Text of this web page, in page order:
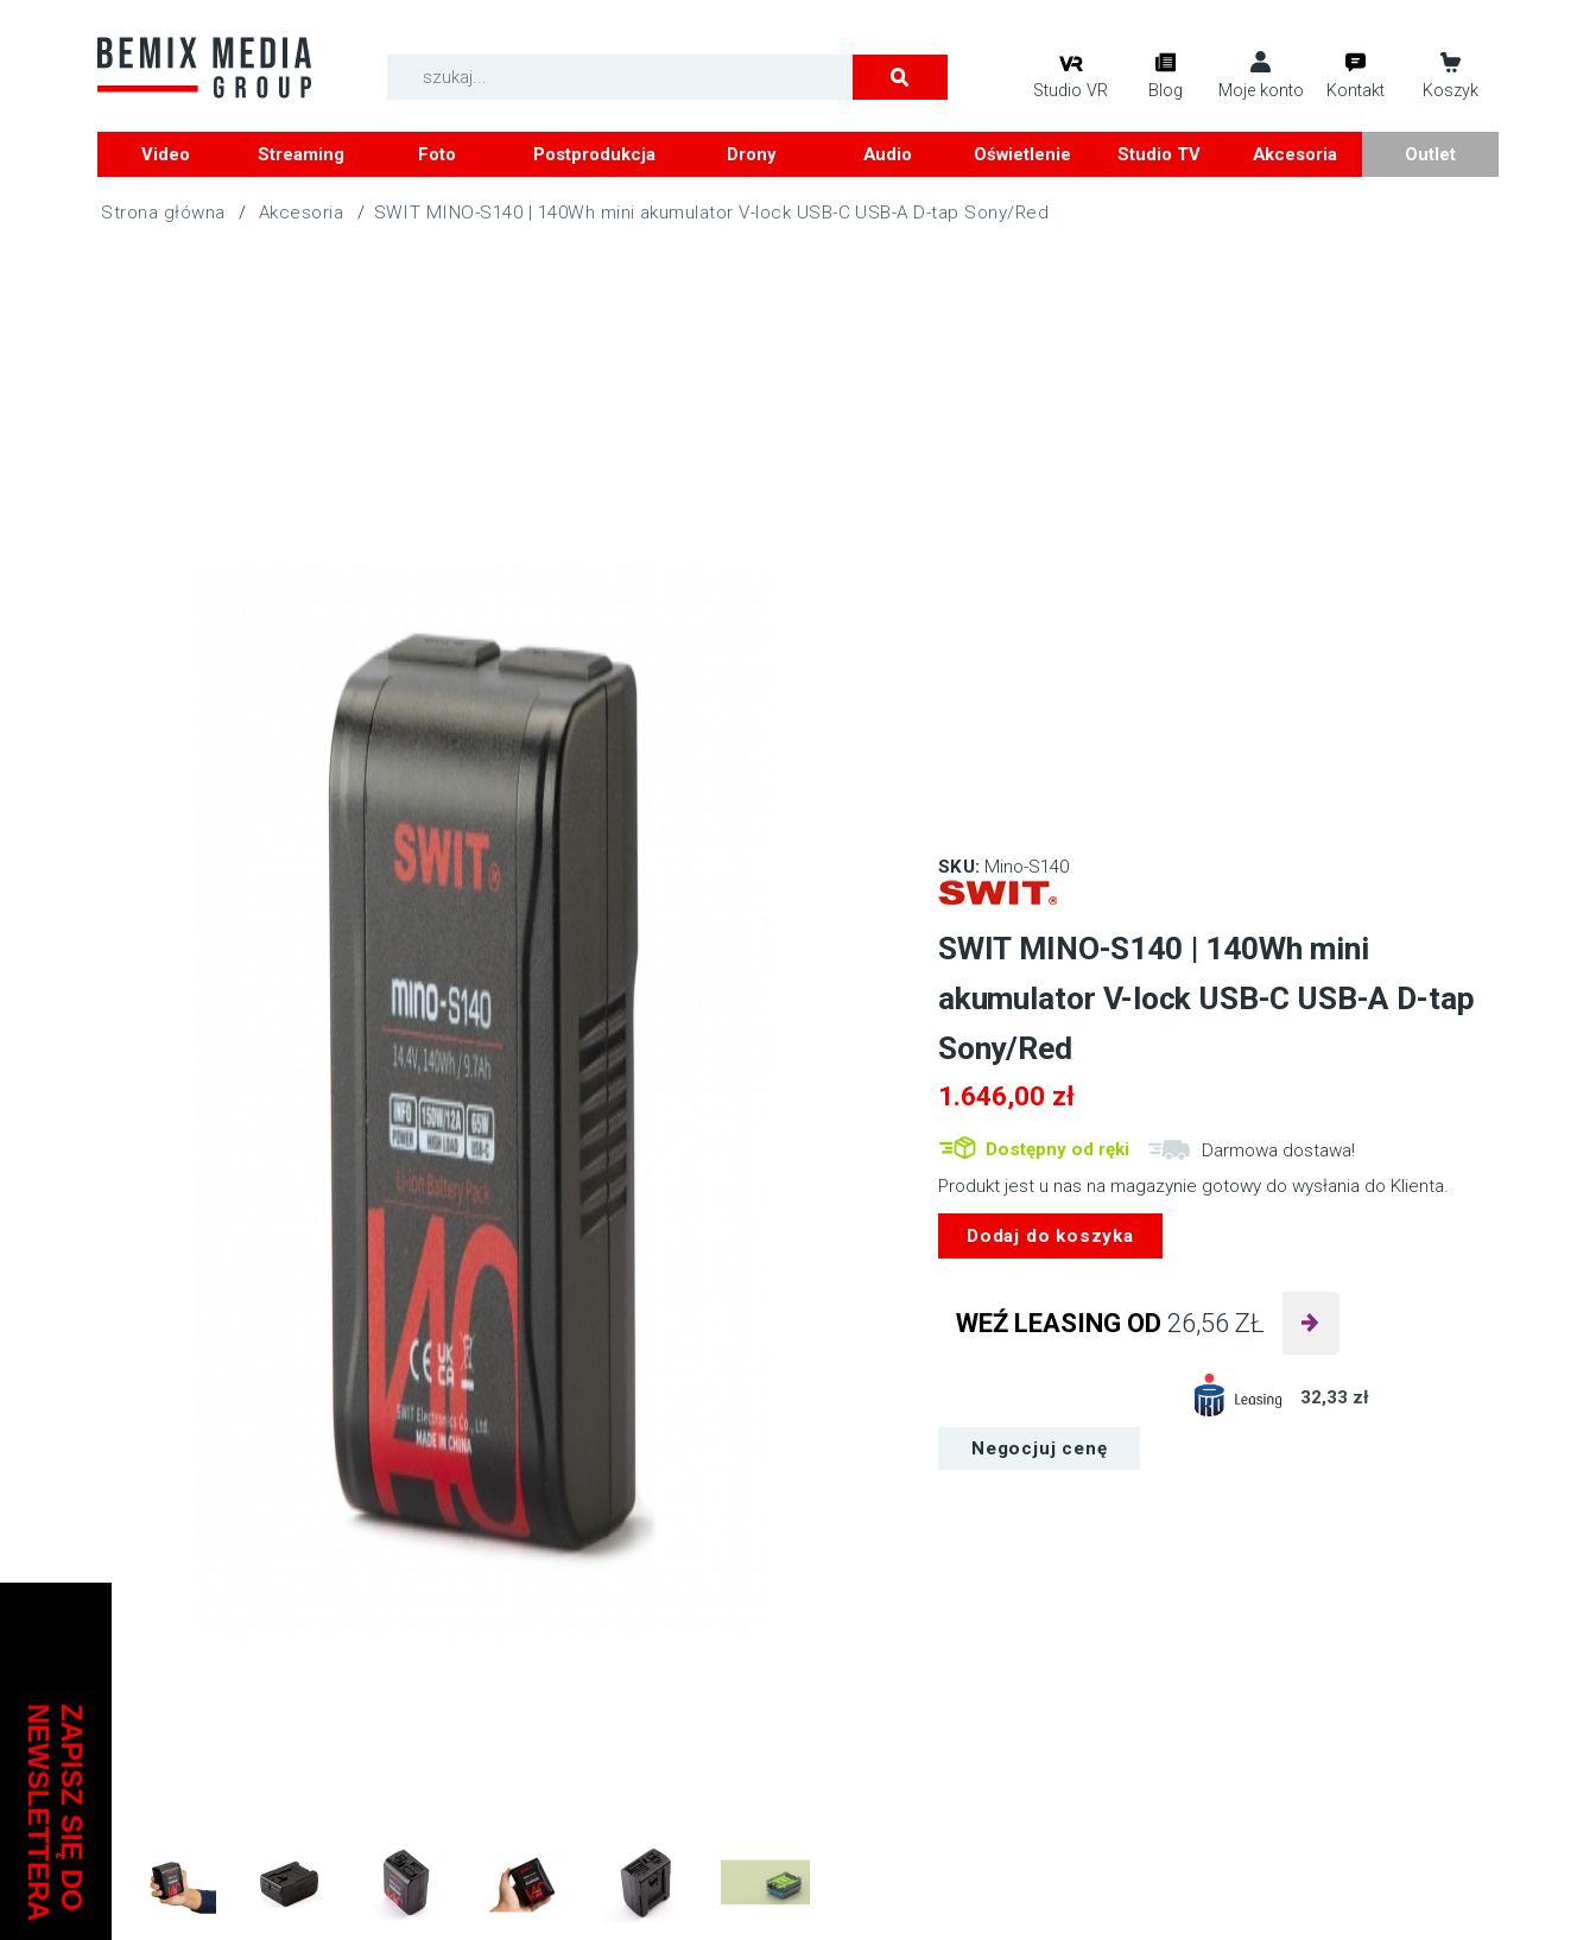
Studio VR Blog Moje konto Kontakt Koszyk
Video Streaming Foto Postprodukcja Drony Audio Oświetlenie Studio TV Akcesoria Outlet
/ Akcesoria / SWIT MINO-S140 | 140Wh mini akumulator V-lock USB-C USB-A D-tap Sony/Red
SKU: Mino-S140
SWIT MINO-S140 | 140Wh mini
akumulator V-lock USB-C USB-A D-tap
Sony/Red
1.646,00 zł
Dostępny od ręki
Darmowa dostawa!
Produkt jest u nas na magazynie gotowy do wysłania do Klienta.
Dodaj do koszyka
ilość
WEŹ LEASING OD 26,56 ZŁ
32,33 zł
Negocjuj cenę